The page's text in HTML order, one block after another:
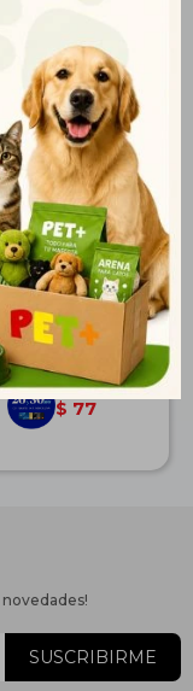
5,4 mg x Und.
$ 95
$ 69
$ 77
novedades!
SUSCRIBIRME